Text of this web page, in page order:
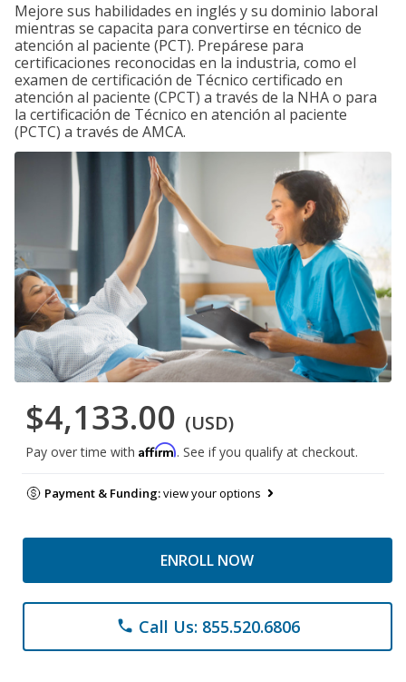
Mejore sus habilidades en inglés y su dominio laboral
mientras se capacita para convertirse en técnico de
atención al paciente (PCT). Prepárese para
certificaciones reconocidas en la industria, como el
examen de certificación de Técnico certificado en
atención al paciente (CPCT) a través de la NHA o para
la certificación de Técnico en atención al paciente
(PCTC) a través de AMCA.
$4,133.00 (USD)
Pay over time with Affirm. See if you qualify at checkout.
Payment & Funding:view your options
ENROLL NOW
phone Call Us: 855.520.6806